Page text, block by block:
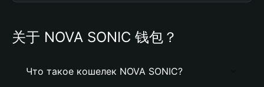
关于 NOVA SONIC 钱包？
Что такое кошелек NOVA SONIC?